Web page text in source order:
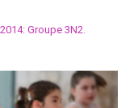
Groupe 3N2.